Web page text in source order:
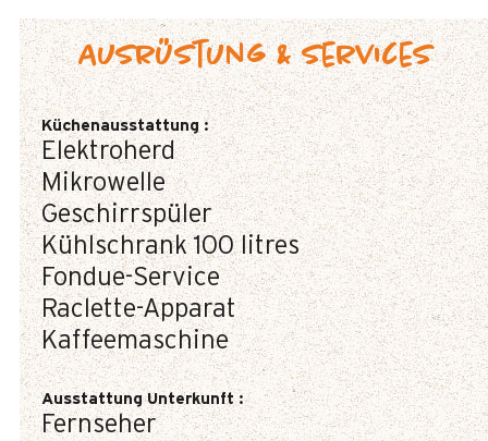
Ausrüstung & Services
Küchenausstattung :
Elektroherd
Mikrowelle
Geschirrspüler
Kühlschrank 100 litres
Fondue-Service
Raclette-Apparat
Kaffeemaschine
Ausstattung Unterkunft:
Fernseher